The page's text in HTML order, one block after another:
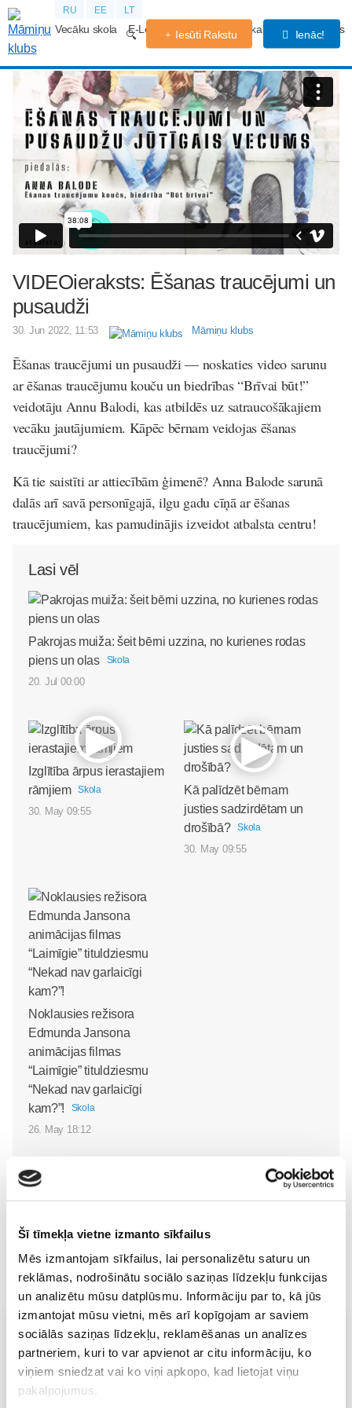
Šī tīmekļa vietne izmanto sīkfailus
Mēs izmantojam sīkfailus, lai personalizētu saturu un
reklāmas, nodrošinātu sociālo saziņas līdzekļu funkcijas
un analizētu mūsu datplūsmu. Informāciju par to, kā jūs
izmantojat mūsu vietni, mēs arī kopīgojam ar saviem
sociālās saziņas līdzekļu, reklamēšanas un analīzes
partneriem, kuri to var apvienot ar citu informāciju, ko
viņiem sniedzat vai ko viņi apkopo, kad lietojat viņu
pakalpojumus.
RU EE LT
Vecāku skola E-Lekcijas Grūtniecības kalendārs Forums
Iesūti Rakstu Ienāc!
VIDEOieraksts: Ēšanas traucējumi un
pusaudži
30. Jun 2022, 11:53 Māmiņu klubs
Ēšanas traucējumi un pusaudži — noskaties video sarunu
ar ēšanas traucējumu kouču un biedrības “Brīvai būt!”
veidotāju Annu Balodi, kas atbildēs uz satraucošākajiem
vecāku jautājumiem. Kāpēc bērnam veidojas ēšanas
traucējumi?
Kā tie saistīti ar attiecībām ģimenē? Anna Balode sarunā
dalās arī savā personīgajā, ilgu gadu cīņā ar ēšanas
traucējumiem, kas pamudinājis izveidot atbalsta centru!
Lasi vēl
Pakrojas muiža: šeit bērni uzzina, no kurienes rodas
piens un olas
Skola
20. Jul 00:00
Izglītība ārpus ierastajiem
rāmjiem
Skola
30. May 09:55
Kā palīdzēt bērnam
justies sadzirdētam un
drošībā?
Skola
30. May 09:55
Noklausies režisora
Edmunda Jansona
animācijas filmas
“Laimīgie” tituldziesmu
“Nekad nav garlaicīgi
kam?”!
Skola
26. May 18:12
Vecāku skola
Grūtnieču masāža, pēcdzemdību masāža, ķermeņa
masāža Māmiņu klubā pie masāžas speciālistes Olgas
Gerasimenko
Ķermeņa masāža